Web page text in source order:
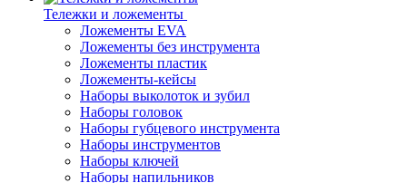
Тележки и ложементы
Ложементы EVA
Ложементы без инструмента
Ложементы пластик
Ложементы-кейсы
Наборы выколоток и зубил
Наборы головок
Наборы губцевого инструмента
Наборы инструментов
Наборы ключей
Наборы напильников